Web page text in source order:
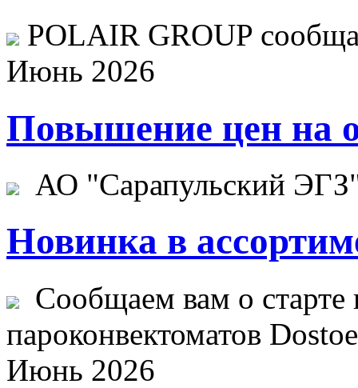
POLAIR GROUP
Июнь 2026
Повышение цен на
АО "Сарапульский
Новинка в
Сообщаем вам о старте
пароконвектоматов
Июнь 2026